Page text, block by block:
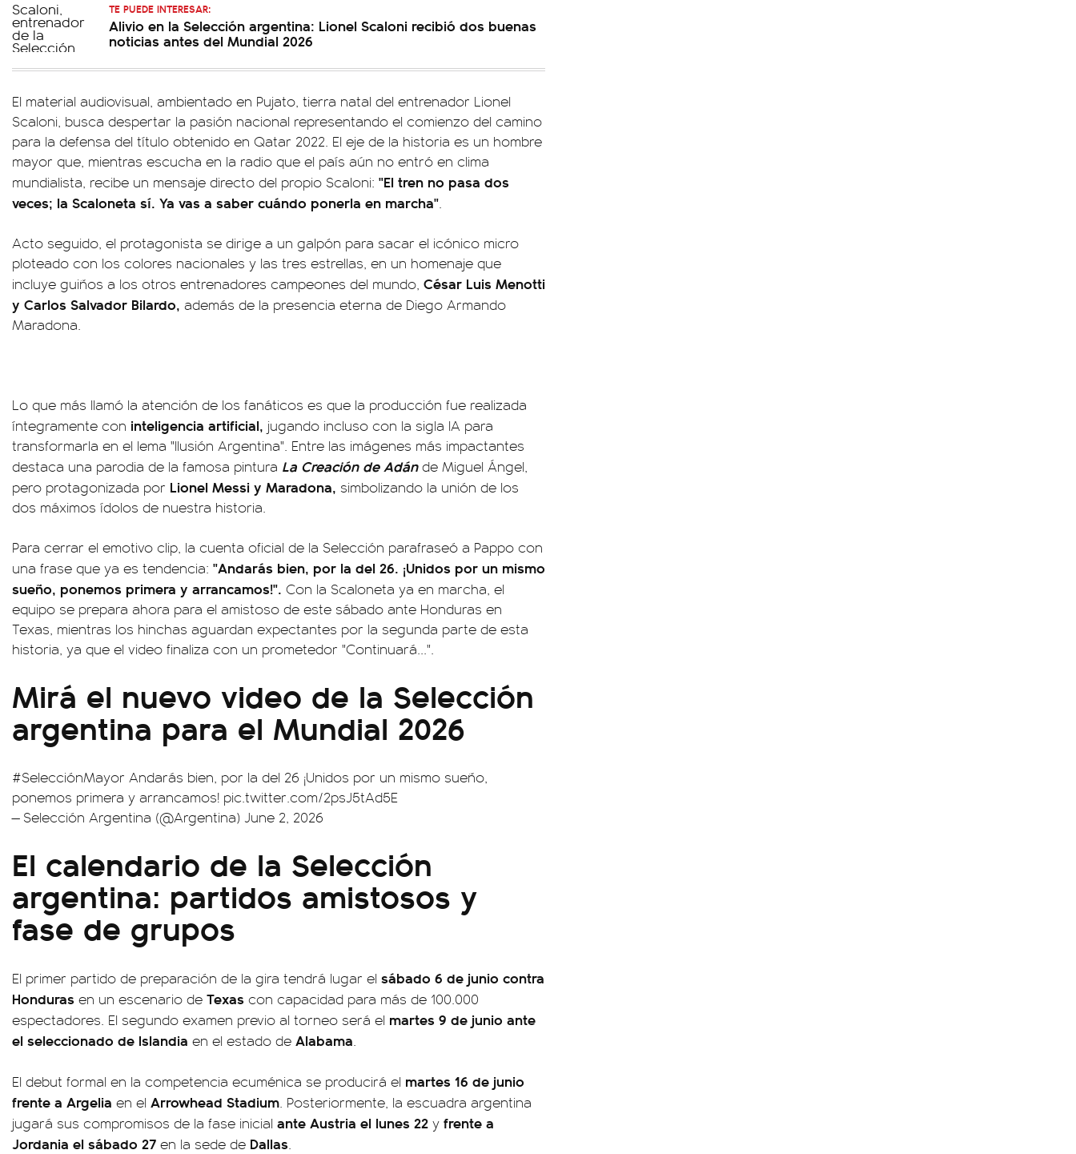
TE PUEDE INTERESAR:
Alivio en la Selección argentina: Lionel Scaloni recibió dos buenas
noticias antes del Mundial 2026
El material audiovisual, ambientado en Pujato, tierra natal del entrenador Lionel
Scaloni, busca despertar la pasión nacional representando el comienzo del camino
para la defensa del título obtenido en Qatar 2022. El eje de la historia es un hombre
mayor que, mientras escucha en la radio que el país aún no entró en clima
mundialista, recibe un mensaje directo del propio Scaloni: "El tren no pasa dos
veces; la Scaloneta sí. Ya vas a saber cuándo ponerla en marcha".
Acto seguido, el protagonista se dirige a un galpón para sacar el icónico micro
ploteado con los colores nacionales y las tres estrellas, en un homenaje que
incluye guiños a los otros entrenadores campeones del mundo, César Luis Menotti
y Carlos Salvador Bilardo, además de la presencia eterna de Diego Armando
Maradona.
Lo que más llamó la atención de los fanáticos es que la producción fue realizada
íntegramente con inteligencia artificial, jugando incluso con la sigla IA para
transformarla en el lema "Ilusión Argentina". Entre las imágenes más impactantes
destaca una parodia de la famosa pintura La Creación de Adánde Miguel Ángel,
pero protagonizada por Lionel Messi y Maradona, simbolizando la unión de los
dos máximos ídolos de nuestra historia.
Para cerrar el emotivo clip, la cuenta oficial de la Selección parafraseó a Pappo con
una frase que ya es tendencia: "Andarás bien, por la del 26. ¡Unidos por un mismo
sueño, ponemos primera y arrancamos!". Con la Scaloneta ya en marcha, el
equipo se prepara ahora para el amistoso de este sábado ante Honduras en
Texas, mientras los hinchas aguardan expectantes por la segunda parte de esta
historia, ya que el video finaliza con un prometedor "Continuará...".
Mirá el nuevo video de la Selección
argentina para el Mundial 2026
#SelecciónMayor Andarás bien, por la del 26 ¡Unidos por un mismo sueño,
ponemos primera y arrancamos! pic.twitter.com/2psJ5tAd5E
— Selección Argentina (@Argentina) June 2, 2026
El calendario de la Selección
argentina: partidos amistosos y
fase de grupos
El primer partido de preparación de la gira tendrá lugar el sábado 6 de junio contra
Honduras en un escenario de Texas con capacidad para más de 100.000
espectadores. El segundo examen previo al torneo será el martes 9 de junio ante
el seleccionado de Islandia en el estado de Alabama.
El debut formal en la competencia ecuménica se producirá el martes 16 de junio
frente a Argelia en el Arrowhead Stadium. Posteriormente, la escuadra argentina
jugará sus compromisos de la fase inicial ante Austria el lunes 22 y frente a
Jordania el sábado 27 en la sede de Dallas.